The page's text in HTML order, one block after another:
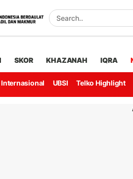
SKOR KHAZANAH IQRA
Internasional UBSI Telko Highlight